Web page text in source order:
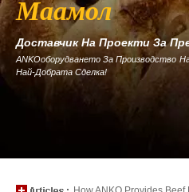
Маамол
Доставчик На Проекти За
ANKOоборудването За Производство
Най-Добрата Сделка!